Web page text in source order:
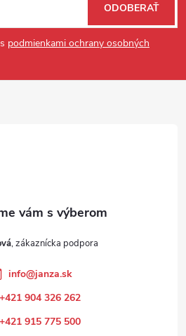
podmienkami ochrany osobných
ODOBERAŤ
info@janza.sk
+421 904 326 262
+421 915 775 500